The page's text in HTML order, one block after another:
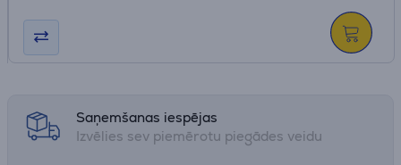
Saņemšanas iespējas
Izvēlies sev piemērotu piegādes veidu